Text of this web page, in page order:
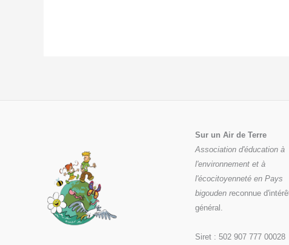
Sur un Air de Terre
Association d'éducation à
l'environnement et à
l'écocitoyenneté en Pays
bigouden reconnue
général.
Siret : 502 907 777 00028